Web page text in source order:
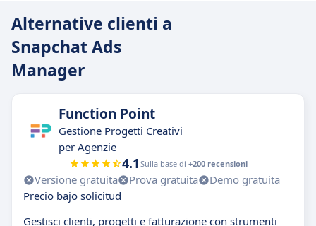
Alternative clienti a
Snapchat Ads
Manager
Function Point
Gestione Progetti Creativi
per Agenzie
4.1 Sulla base di +200 recensioni
Versione gratuita Prova gratuita
Demo gratuita
Precio bajo solicitud
Gestisci clienti, progetti e fatturazione con strumenti